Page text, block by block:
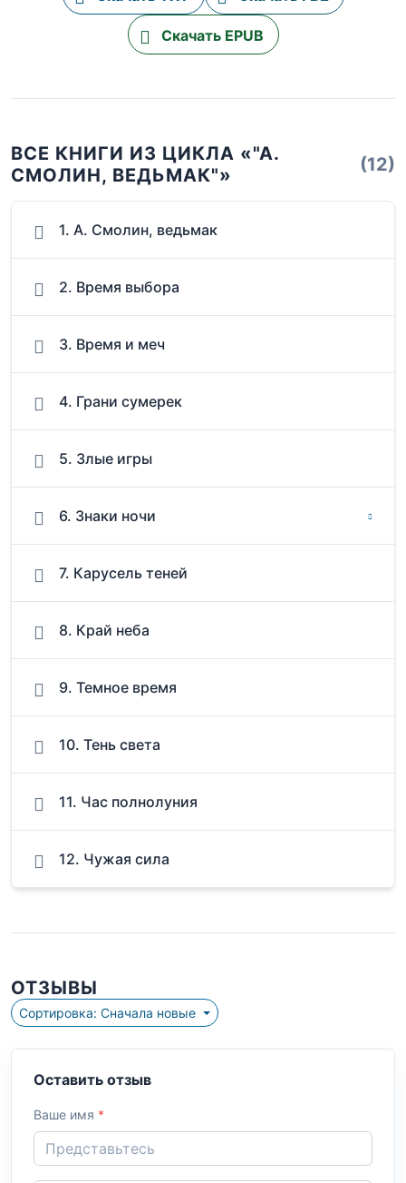
Скачать EPUB
ВСЕ КНИГИ ИЗ ЦИКЛА «"А.
СМОЛИН, ВЕДЬМАК"»
(12)
1. А. Смолин, ведьмак
2. Время выбора
3. Время и меч
4. Грани сумерек
5. Злые игры
6. Знаки ночи
7. Карусель теней
8. Край неба
9. Темное время
10. Тень света
11. Час полнолуния
12. Чужая сила
ОТЗЫВЫ
Сортировка: Сначала новые
Оставить отзыв
Ваше имя *